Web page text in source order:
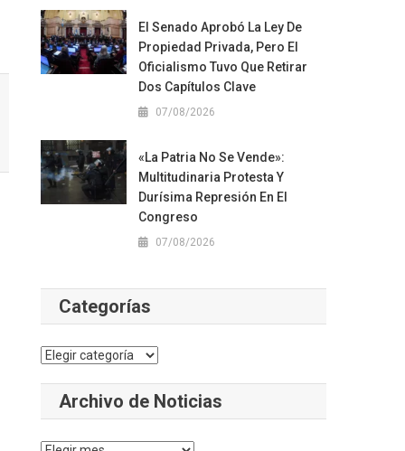
El Senado Aprobó La Ley De
Propiedad Privada, Pero El
Oficialismo Tuvo Que Retirar
Dos Capítulos Clave
07/08/2026
«La Patria No Se Vende»:
Multitudinaria Protesta Y
Durísima Represión En El
Congreso
07/08/2026
Categorías
Categorías
Archivo de Noticias